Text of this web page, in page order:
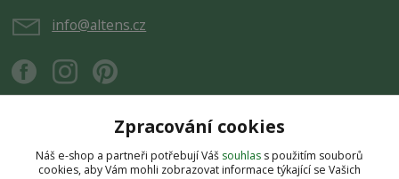
info@altens.cz
Upravit sběr cookies.
Zpracování cookies
Náš e-shop a partneři potřebují Váš souhlas s použitím souborů
cookies, aby Vám mohli zobrazovat informace týkající se Vašich